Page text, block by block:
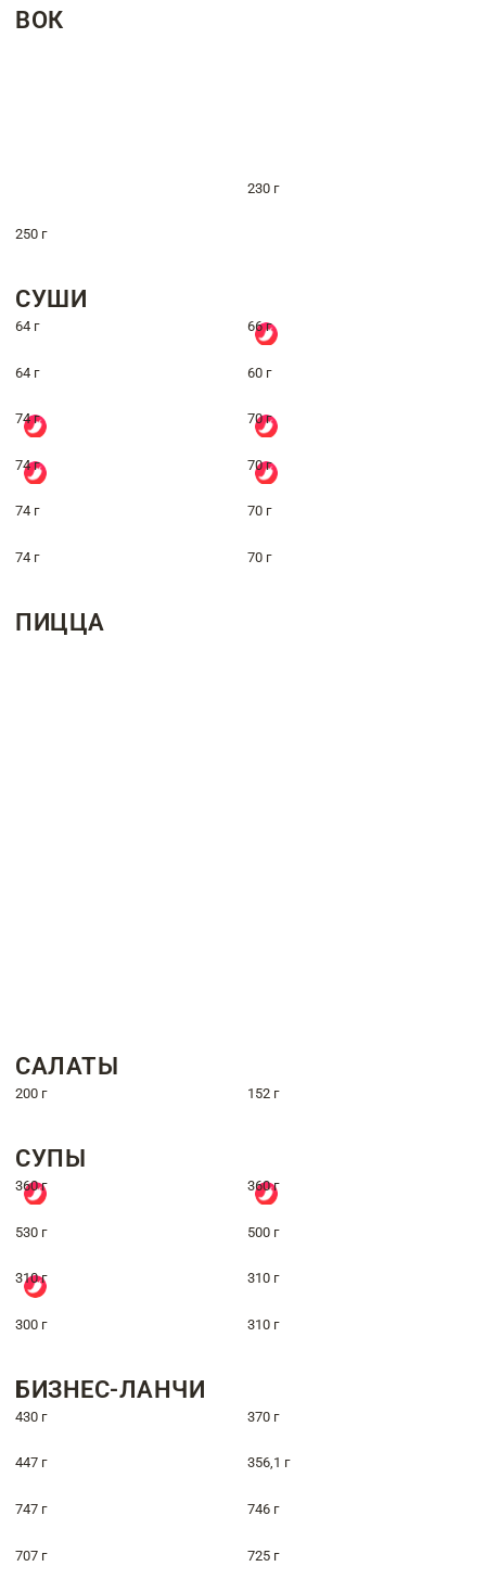
ВОК
230 г
250 г
СУШИ
64 г 66 г
64 г 60 г
74 г 70 г
74 г 70 г
74 г 70 г
74 г 70 г
ПИЦЦА
САЛАТЫ
200 г 152 г
СУПЫ
360 г 360 г
530 г 500 г
310 г 310 г
300 г 310 г
БИЗНЕС-ЛАНЧИ
430 г 370 г
447 г 356,1 г
747 г 746 г
707 г 725 г